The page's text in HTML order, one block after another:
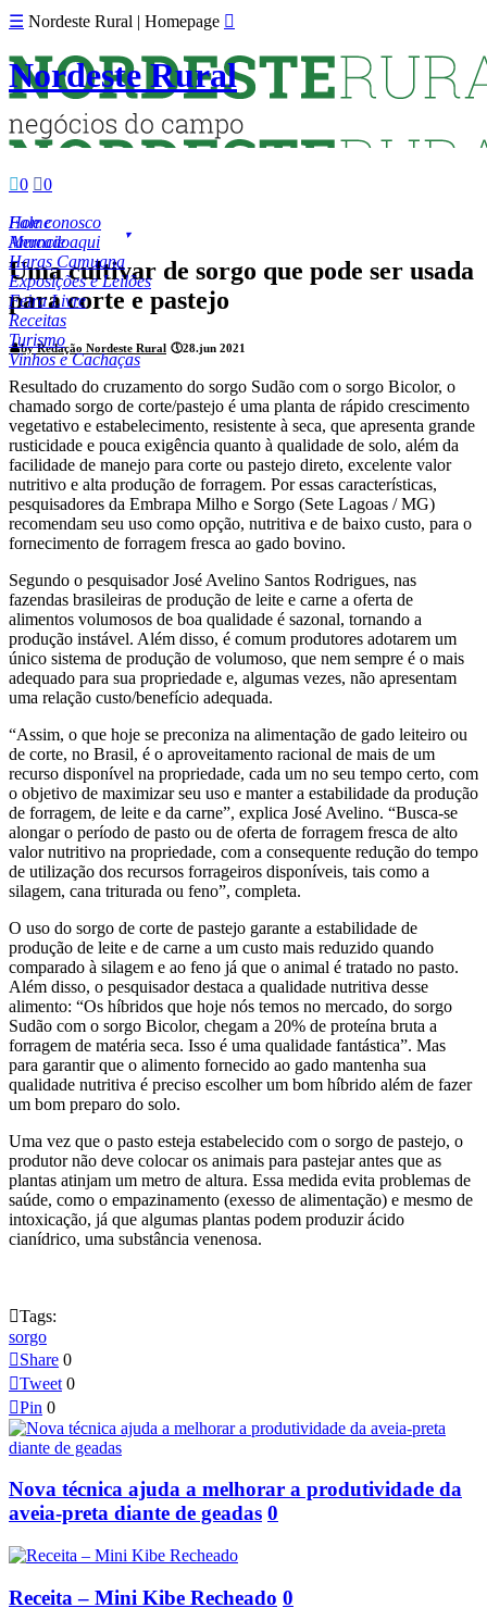
☰ Nordeste Rural | Homepage 
Nordeste Rural
0 0
Fale conosco
Anuncie aqui
Home
Mercado
Haras Camuana
Exposições e Leilões
Feira Livre
Receitas
Turismo
Vinhos e Cachaças
Uma cultivar de sorgo que pode ser usada
para corte e pastejo
👤by Redação Nordeste Rural 🕔28.jun 2021
Resultado do cruzamento do sorgo Sudão com o sorgo Bicolor, o
chamado sorgo de corte/pastejo é uma planta de rápido crescimento
vegetativo e estabelecimento, resistente à seca, que apresenta grande
rusticidade e pouca exigência quanto à qualidade de solo, além da
facilidade de manejo para corte ou pastejo direto, excelente valor
nutritivo e alta produção de forragem. Por essas características,
pesquisadores da Embrapa Milho e Sorgo (Sete Lagoas / MG)
recomendam seu uso como opção, nutritiva e de baixo custo, para o
fornecimento de forragem fresca ao gado bovino.
Segundo o pesquisador José Avelino Santos Rodrigues, nas
fazendas brasileiras de produção de leite e carne a oferta de
alimentos volumosos de boa qualidade é sazonal, tornando a
produção instável. Além disso, é comum produtores adotarem um
único sistema de produção de volumoso, que nem sempre é o mais
adequado para sua propriedade e, algumas vezes, não apresentam
uma relação custo/benefício adequada.
“Assim, o que hoje se preconiza na alimentação de gado leiteiro ou
de corte, no Brasil, é o aproveitamento racional de mais de um
recurso disponível na propriedade, cada um no seu tempo certo, com
o objetivo de maximizar seu uso e manter a estabilidade da produção
de forragem, de leite e da carne”, explica José Avelino. “Busca-se
alongar o período de pasto ou de oferta de forragem fresca de alto
valor nutritivo na propriedade, com a consequente redução do tempo
de utilização dos recursos forrageiros disponíveis, tais como a
silagem, cana triturada ou feno”, completa.
O uso do sorgo de corte de pastejo garante a estabilidade de
produção de leite e de carne a um custo mais reduzido quando
comparado à silagem e ao feno já que o animal é tratado no pasto.
Além disso, o pesquisador destaca a qualidade nutritiva desse
alimento: “Os híbridos que hoje nós temos no mercado, do sorgo
Sudão com o sorgo Bicolor, chegam a 20% de proteína bruta a
forragem de matéria seca. Isso é uma qualidade fantástica”. Mas
para garantir que o alimento fornecido ao gado mantenha sua
qualidade nutritiva é preciso escolher um bom híbrido além de fazer
um bom preparo do solo.
Uma vez que o pasto esteja estabelecido com o sorgo de pastejo, o
produtor não deve colocar os animais para pastejar antes que as
plantas atinjam um metro de altura. Essa medida evita problemas de
saúde, como o empazinamento (exesso de alimentação) e mesmo de
intoxicação, já que algumas plantas podem produzir ácido
cianídrico, uma substância venenosa.
Tags:
sorgo
Share 0
Tweet 0
Pin 0
Nova técnica ajuda a melhorar a produtividade da
aveia-preta diante de geadas 0
Receita – Mini Kibe Recheado 0